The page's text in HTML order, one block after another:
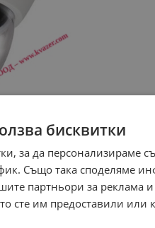
бисквитки
за да персонализираме
Също така споделяме
партньори за
сте им предоставили или